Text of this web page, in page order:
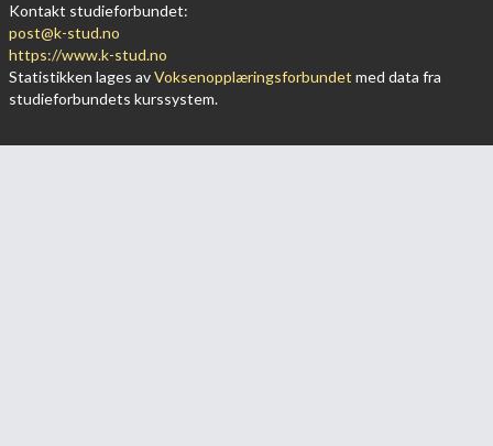
Kontakt studieforbundet:
post@k-stud.no
https://www.k-stud.no
Statistikken lages avVoksenopplæringsforbundet med data fra
studieforbundets kurssystem.